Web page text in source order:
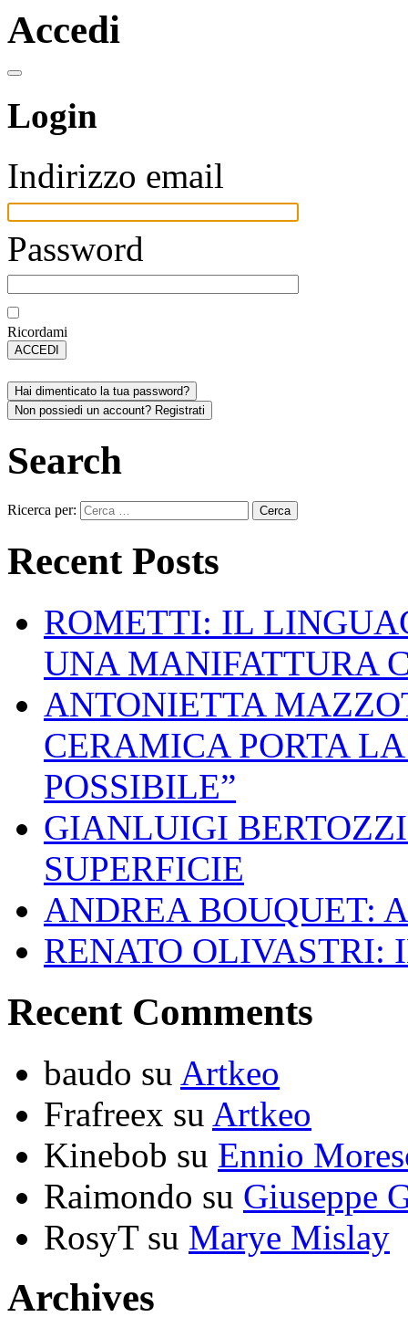
Accedi
Login
Indirizzo email
Password
Ricordami
ACCEDI
Hai dimenticato la tua password?
Non possiedi un account? Registrati
Search
Ricerca per:
Recent Posts
ROMETTI: IL
UNA MANIFATTURA
ANTONIETTA
CERAMICA PORTA
POSSIBILE”
GIANLUIGI
SUPERFICIE
ANDREA BOUQUET:
RENATO OLIVASTRI:
Recent Comments
baudo su Artkeo
Frafreex su Artkeo
Kinebob su Ennio
Raimondo su Giuseppe
RosyTsu Marye Mislay
Archives